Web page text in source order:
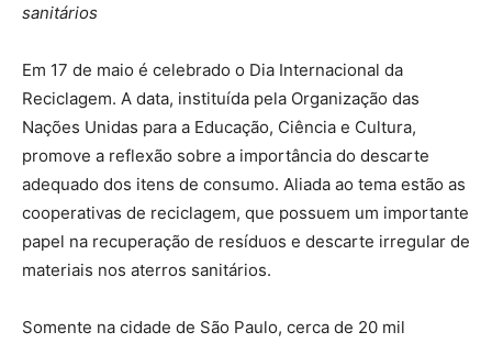
sanitários
Em 17 de maio é celebrado o Dia Internacional da
Reciclagem. A data, instituída pela Organização das
Nações Unidas para a Educação, Ciência e Cultura,
promove a reflexão sobre a importância do descarte
adequado dos itens de consumo. Aliada ao tema estão as
cooperativas de reciclagem, que possuem um importante
papel na recuperação de resíduos e descarte irregular de
materiais nos aterros sanitários.
Somente na cidade de São Paulo, cerca de 20 mil